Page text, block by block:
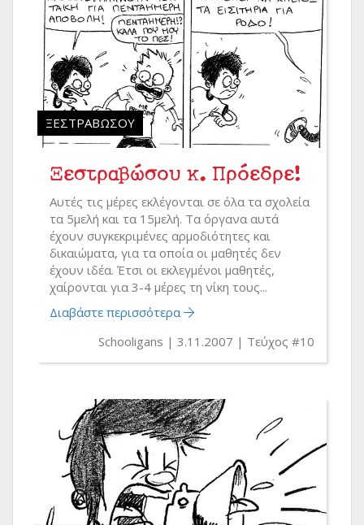
ΞΕΣΤΡΑΒΏΣΟΥ
Ξεστραβώσου κ. Πρόεδρε!
Αυτές τις μέρες εκλέγονται σε όλα τα σχολεία
τα 5μελή και τα 15μελή. Τα όργανα αυτά
έχουν συγκεκριμένες αρμοδιότητες και
δικαιώματα, για τα οποία οι μαθητές δεν
έχουν ιδέα. Έτσι οι εκλεγμένοι μαθητές,
χαίρονται για 3-4 μέρες τη νίκη τους...
Διαβάστε περισσότερα
Schooligans
3.11.2007 Τεύχος #10